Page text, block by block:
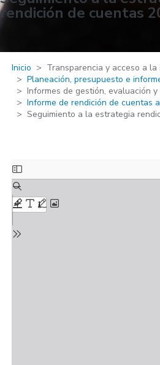
rendición de cuentas
Inicio
Transparencia y acceso a
Planeación, presupuesto e
Informes de gestión, evaluación
Informe de rendición de cuentas
Seguimiento a la estrategia